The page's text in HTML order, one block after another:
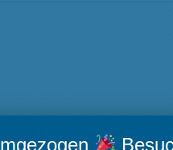
Antidiskriminierungsrecht